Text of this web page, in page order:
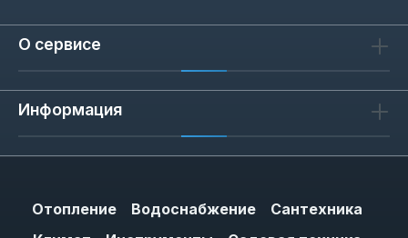
О сервисе
Информация
Отопление Водоснабжение
Сантехника